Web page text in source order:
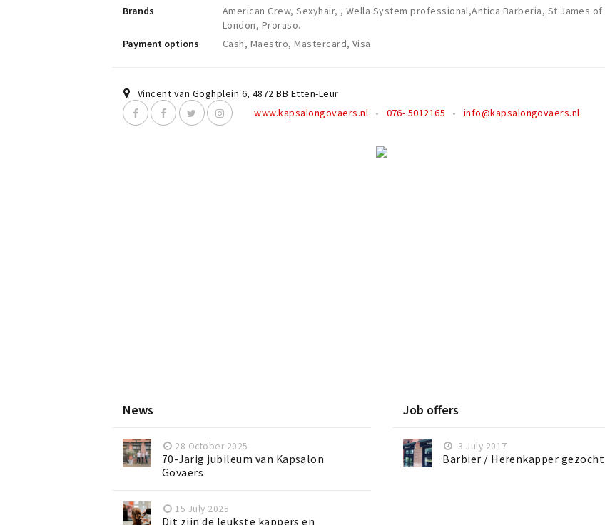
Brands
American Crew, Sexyhair, , Wella System professional,Antica Barberia, St James of
London, Proraso.
Payment options
Cash, Maestro, Mastercard, Visa
Vincent van Goghplein 6, 4872 BB Etten-Leur
www.kapsalongovaers.nl
076- 5012165 info@kapsalongovaers.nl
News
28 October 2025
70-Jarig jubileum van Kapsalon
Govaers
15 July 2025
Dit zijn de leukste kappers en
Job offers
3 July 2017
Barbier / Herenkapper gezocht